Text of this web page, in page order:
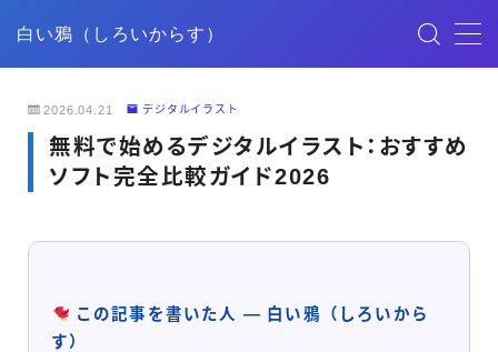
白い鴉（しろいからす）
2026.04.21 デジタルイラスト
無料で始めるデジタルイラスト：おすすめ
ソフト完全比較ガイド2026
この記事を書いた人 — 白い鴉（しろいから
す）